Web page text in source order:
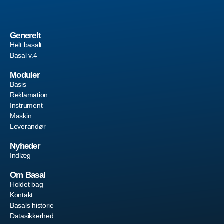
Generelt
Helt basalt
Basal v.4
Moduler
Basis
Reklamation
Instrument
Maskin
Leverandør
Nyheder
Indlæg
Om Basal
Holdet bag
Kontakt
Basals historie
Datasikkerhed